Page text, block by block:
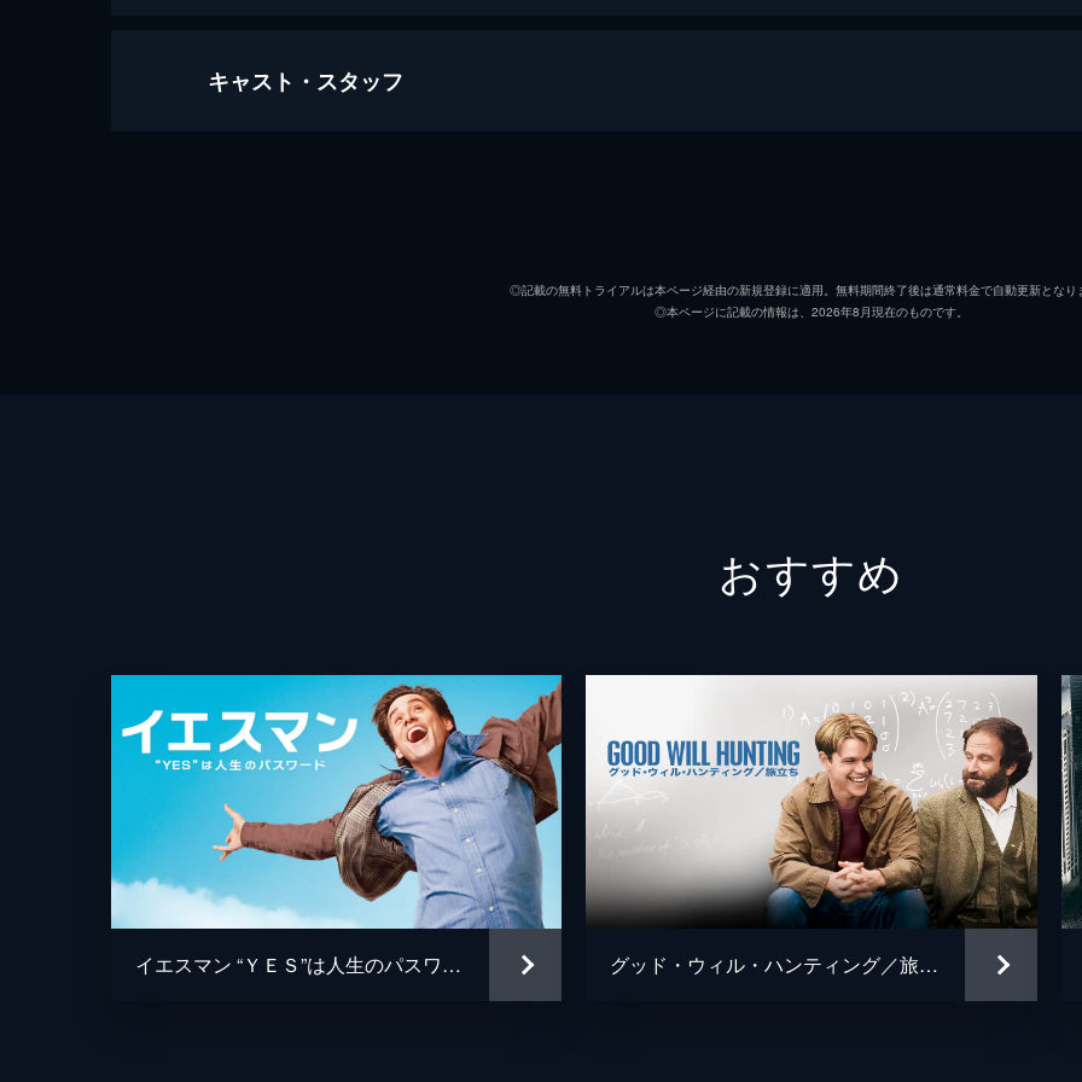
ラ・ラ・ランド
キャスト・スタッフ
キース
キャ
トム
ミー
デイ
ジョシ
◎記載の無料トライアルは本ページ経由の新規登録に適用。無料期間終了後は通常料金で自動更新となり
◎本ページに記載の情報は、2026年8月現在のものです。
おすすめ
イエスマン “ＹＥＳ”は人生のパスワード グッド・ウィル・ハンティング／旅立ち